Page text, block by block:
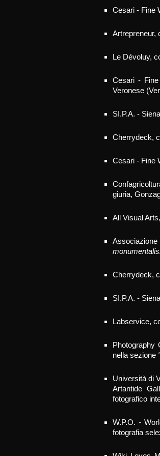
Cesari - Fine
Artrepreneur,
Le Dévoluy,
Cesari - Fine
Veronese
SI.P.A. -
Cherrydeck,
Cesari - Fine
giuria,
All Visual
Cherrydeck,
SI.P.A. -
Labservice,
Photography
nella sezione
Università di
Artantide
fotografico
W.P.O. -
fotografia